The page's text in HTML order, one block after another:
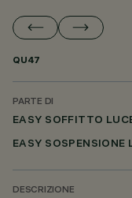
QU47
PARTE DI
EASY SOFFITTO
EASY SOSPENSIONE
DESCRIZIONE